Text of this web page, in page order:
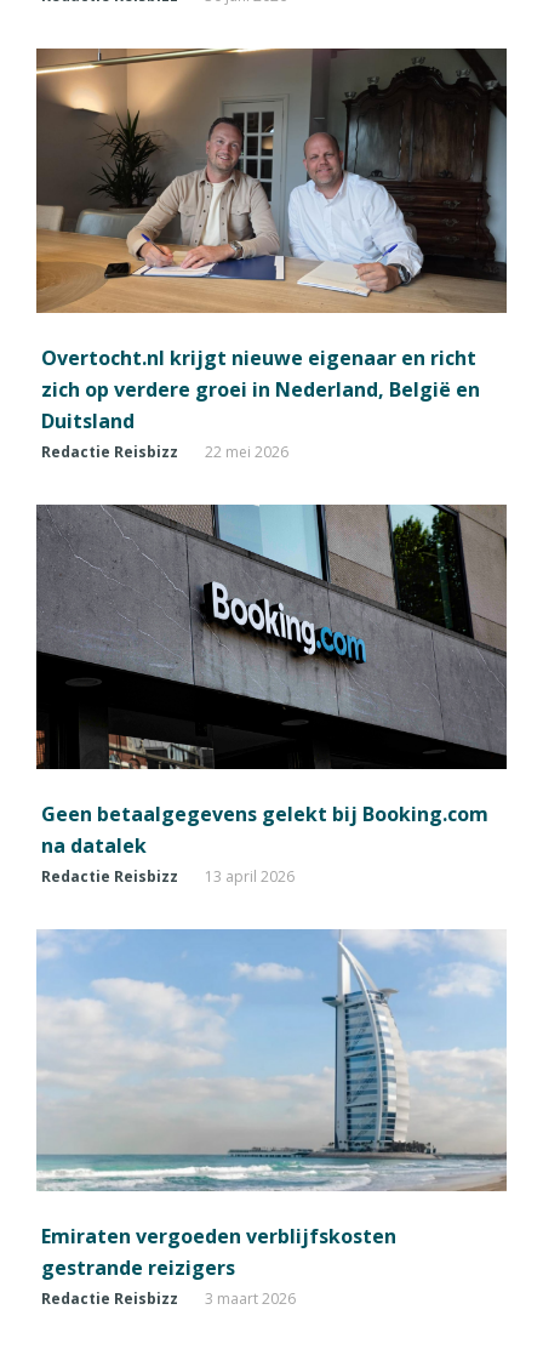
Overtocht.nl krijgt nieuwe eigenaar en richt
zich op verdere groei in Nederland, België en
Duitsland
Redactie Reisbizz 22 mei 2026
Geen betaalgegevens gelekt bij Booking.com
na datalek
Redactie Reisbizz 13 april 2026
Emiraten vergoeden verblijfskosten
gestrande reizigers
Redactie Reisbizz 3 maart 2026